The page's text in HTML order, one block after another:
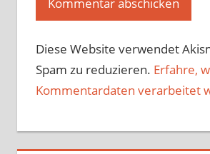
Diese Website verwendet
Spam zu reduzieren. Erfahre,
Kommentardaten verarbeitet